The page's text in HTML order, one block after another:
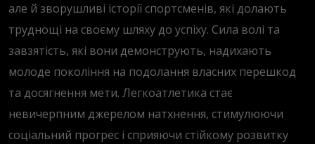
але й зворушливі історії спортсменів, які долають
труднощі на своєму шляху до успіху. Сила волі та
завзятість, які вони демонструють, надихають
молоде покоління на подолання власних перешкод
та досягнення мети. Легкоатлетика стає
невичерпним джерелом натхнення, стимулюючи
соціальний прогрес і сприяючи стійкому розвитку